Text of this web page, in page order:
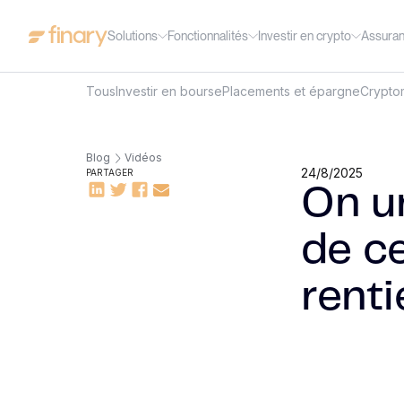
Solutions Fonctionnalités Investir en crypto
TousInvestir en boursePlacements et épargne
Blog Vidéos
PARTAGER 24/8/2025
On
de